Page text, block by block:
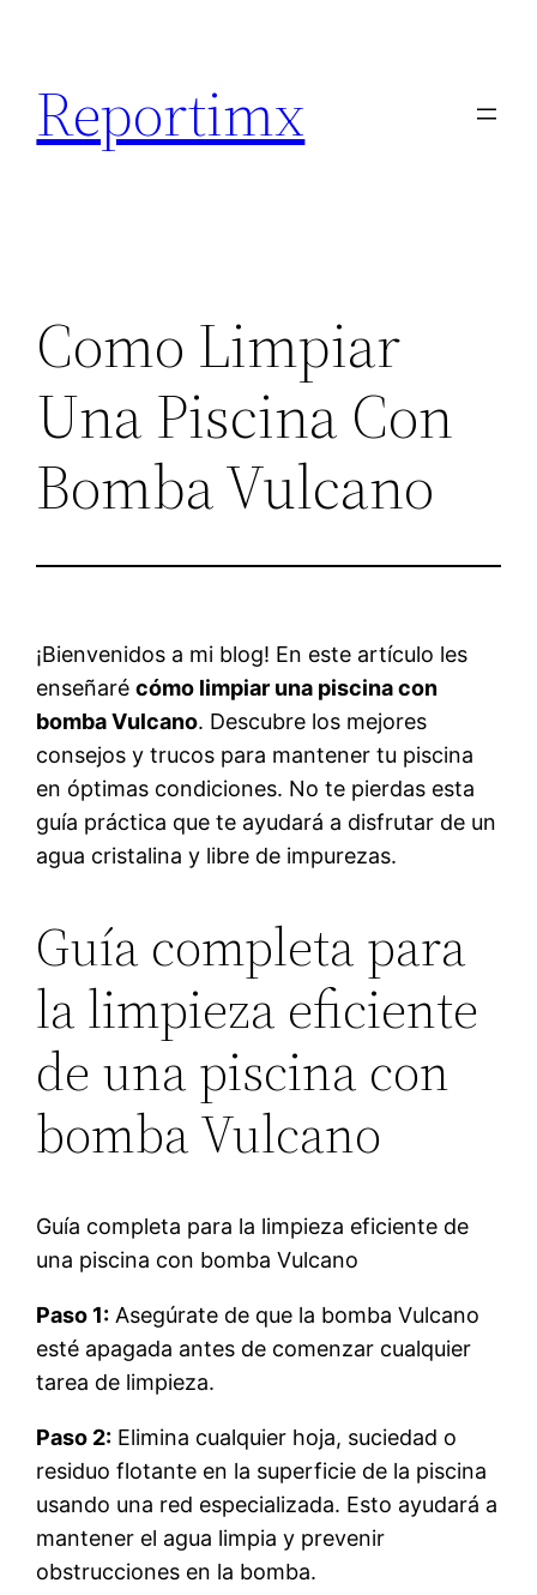
contenido
Reportimx
Como Limpiar
Una Piscina Con
Bomba Vulcano
¡Bienvenidos a mi blog! En este artículo les
enseñarécómo limpiar una piscina con
bomba Vulcano. Descubre los mejores
consejos y trucos para mantener tu piscina
en óptimas condiciones. No te pierdas esta
guía práctica que te ayudará a disfrutar de un
agua cristalina y libre de impurezas.
Guía completa para
la limpieza eficiente
de una piscina con
bomba Vulcano
Guía completa para la limpieza eficiente de
una piscina con bomba Vulcano
Paso 1: Asegúrate de que la bomba Vulcano
esté apagada antes de comenzar cualquier
tarea de limpieza.
Paso 2: Elimina cualquier hoja, suciedad o
residuo flotante en la superficie de la piscina
usando una red especializada. Esto ayudará a
mantener el agua limpia y prevenir
obstrucciones en la bomba.